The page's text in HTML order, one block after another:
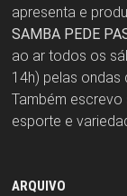
apresenta e
SAMBA PEDE
ao ar todos os
14h) pelas ondas
Também
esporte e
ARQUIVO